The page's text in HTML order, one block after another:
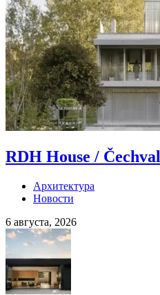
RDH House /
Архитектура
Новости
6 августа, 2026